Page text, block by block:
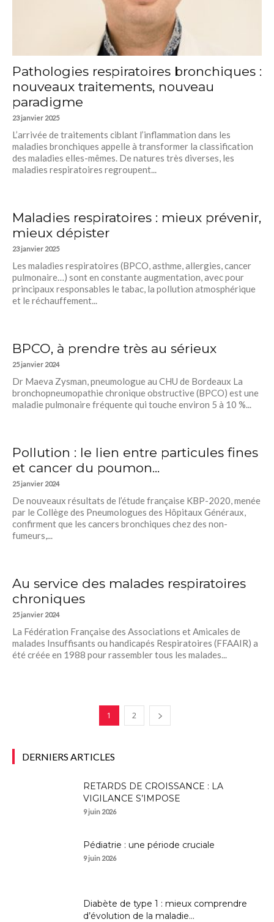
Pathologies respiratoires bronchiques :
nouveaux traitements, nouveau
paradigme
23 janvier 2025
L’arrivée de traitements ciblant l’inflammation dans les
maladies bronchiques appelle à transformer la classification
des maladies elles-mêmes. De natures très diverses, les
maladies respiratoires regroupent...
Maladies respiratoires : mieux prévenir,
mieux dépister
23 janvier 2025
Les maladies respiratoires (BPCO, asthme, allergies, cancer
pulmonaire…) sont en constante augmentation, avec pour
principaux responsables le tabac, la pollution atmosphérique
et le réchauffement...
BPCO, à prendre très au sérieux
25 janvier 2024
Dr Maeva Zysman, pneumologue au CHU de Bordeaux La
bronchopneumopathie chronique obstructive (BPCO) est une
maladie pulmonaire fréquente qui touche environ 5 à 10 %...
Pollution : le lien entre particules fines
et cancer du poumon...
25 janvier 2024
De nouveaux résultats de l’étude française KBP-2020, menée
par le Collège des Pneumologues des Hôpitaux Généraux,
confirment que les cancers bronchiques chez des non-
fumeurs,...
Au service des malades respiratoires
chroniques
25 janvier 2024
La Fédération Française des Associations et Amicales de
malades Insuffisants ou handicapés Respiratoires (FFAAIR) a
été créée en 1988 pour rassembler tous les malades...
1 2
DERNIERS ARTICLES
RETARDS DE CROISSANCE : LA
VIGILANCE S’IMPOSE
9 juin 2026
Pédiatrie : une période cruciale
9 juin 2026
Diabète de type 1 : mieux comprendre
d’évolution de la maladie...